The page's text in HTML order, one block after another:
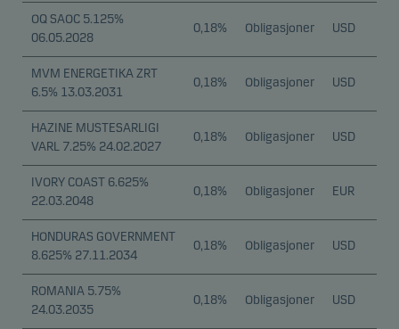
OQ SAOC 5.125%
06.05.2028
0,18% Obligasjoner USD
MVM ENERGETIKA ZRT
6.5% 13.03.2031
0,18% Obligasjoner USD
HAZINE MUSTESARLIGI
VARL 7.25% 24.02.2027
0,18% Obligasjoner USD
IVORY COAST 6.625%
22.03.2048
0,18% Obligasjoner EUR
HONDURAS GOVERNMENT
8.625% 27.11.2034
0,18% Obligasjoner USD
ROMANIA 5.75%
24.03.2035
0,18% Obligasjoner USD